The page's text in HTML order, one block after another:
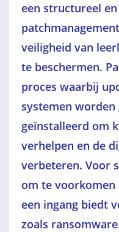
een structureel
veiligheid van
te beschermen.
proces waarbij
systemen
geïnstalleerd om
verhelpen en de
verbeteren. Voor
om te
een ingang biedt
zoals